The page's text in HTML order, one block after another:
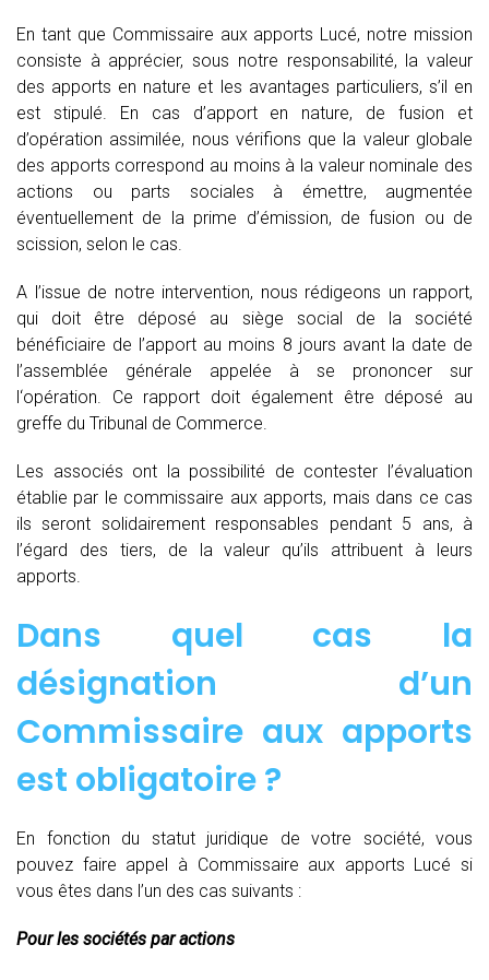
En tant que Commissaire aux apports Lucé, notre mission
consiste à apprécier, sous notre responsabilité, la valeur
des apports en nature et les avantages particuliers, s’il en
est stipulé. En cas d’apport en nature, de fusion et
d’opération assimilée, nous vérifions que la valeur globale
des apports correspond au moins à la valeur nominale des
actions ou parts sociales à émettre, augmentée
éventuellement de la prime d’émission, de fusion ou de
scission, selon le cas.
A l’issue de notre intervention, nous rédigeons un rapport,
qui doit être déposé au siège social de la société
bénéficiaire de l’apport au moins 8 jours avant la date de
l’assemblée générale appelée à se prononcer sur
l‘opération. Ce rapport doit également être déposé au
greffe du Tribunal de Commerce.
Les associés ont la possibilité de contester l’évaluation
établie par le commissaire aux apports, mais dans ce cas
ils seront solidairement responsables pendant 5 ans, à
l’égard des tiers, de la valeur qu’ils attribuent à leurs
apports.
Dans quel cas la
désignation d’un
Commissaire aux apports
est obligatoire ?
En fonction du statut juridique de votre société, vous
pouvez faire appel à Commissaire aux apports Lucé si
vous êtes dans l’un des cas suivants :
Pour les sociétés par actions